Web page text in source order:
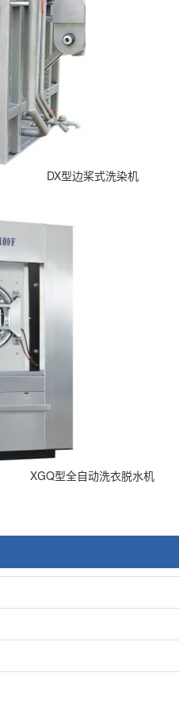
DX型边桨式洗染机
XGQ型全自动洗衣脱水机